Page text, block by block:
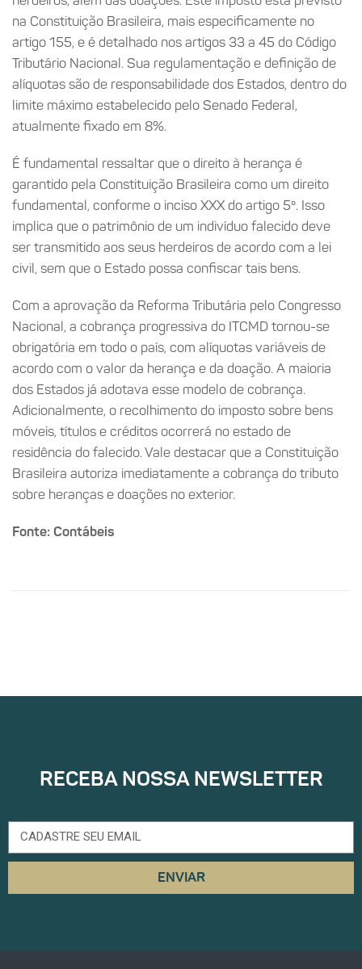
na Constituição Brasileira, mais especificamente no
artigo 155, e é detalhado nos artigos 33 a 45 do Código
Tributário Nacional. Sua regulamentação e definição de
alíquotas são de responsabilidade dos Estados, dentro do
limite máximo estabelecido pelo Senado Federal,
atualmente fixado em 8%.
É fundamental ressaltar que o direito à herança é
garantido pela Constituição Brasileira como um direito
fundamental, conforme o inciso XXX do artigo 5º. Isso
implica que o patrimônio de um indivíduo falecido deve
ser transmitido aos seus herdeiros de acordo com a lei
civil, sem que o Estado possa confiscar tais bens.
Com a aprovação da Reforma Tributária pelo Congresso
Nacional, a cobrança progressiva do ITCMD tornou-se
obrigatória em todo o país, com alíquotas variáveis de
acordo com o valor da herança e da doação. A maioria
dos Estados já adotava esse modelo de cobrança.
Adicionalmente, o recolhimento do imposto sobre bens
móveis, títulos e créditos ocorrerá no estado de
residência do falecido. Vale destacar que a Constituição
Brasileira autoriza imediatamente a cobrança do tributo
sobre heranças e doações no exterior.
Fonte: Contábeis
RECEBA NOSSA NEWSLETTER
ENVIAR